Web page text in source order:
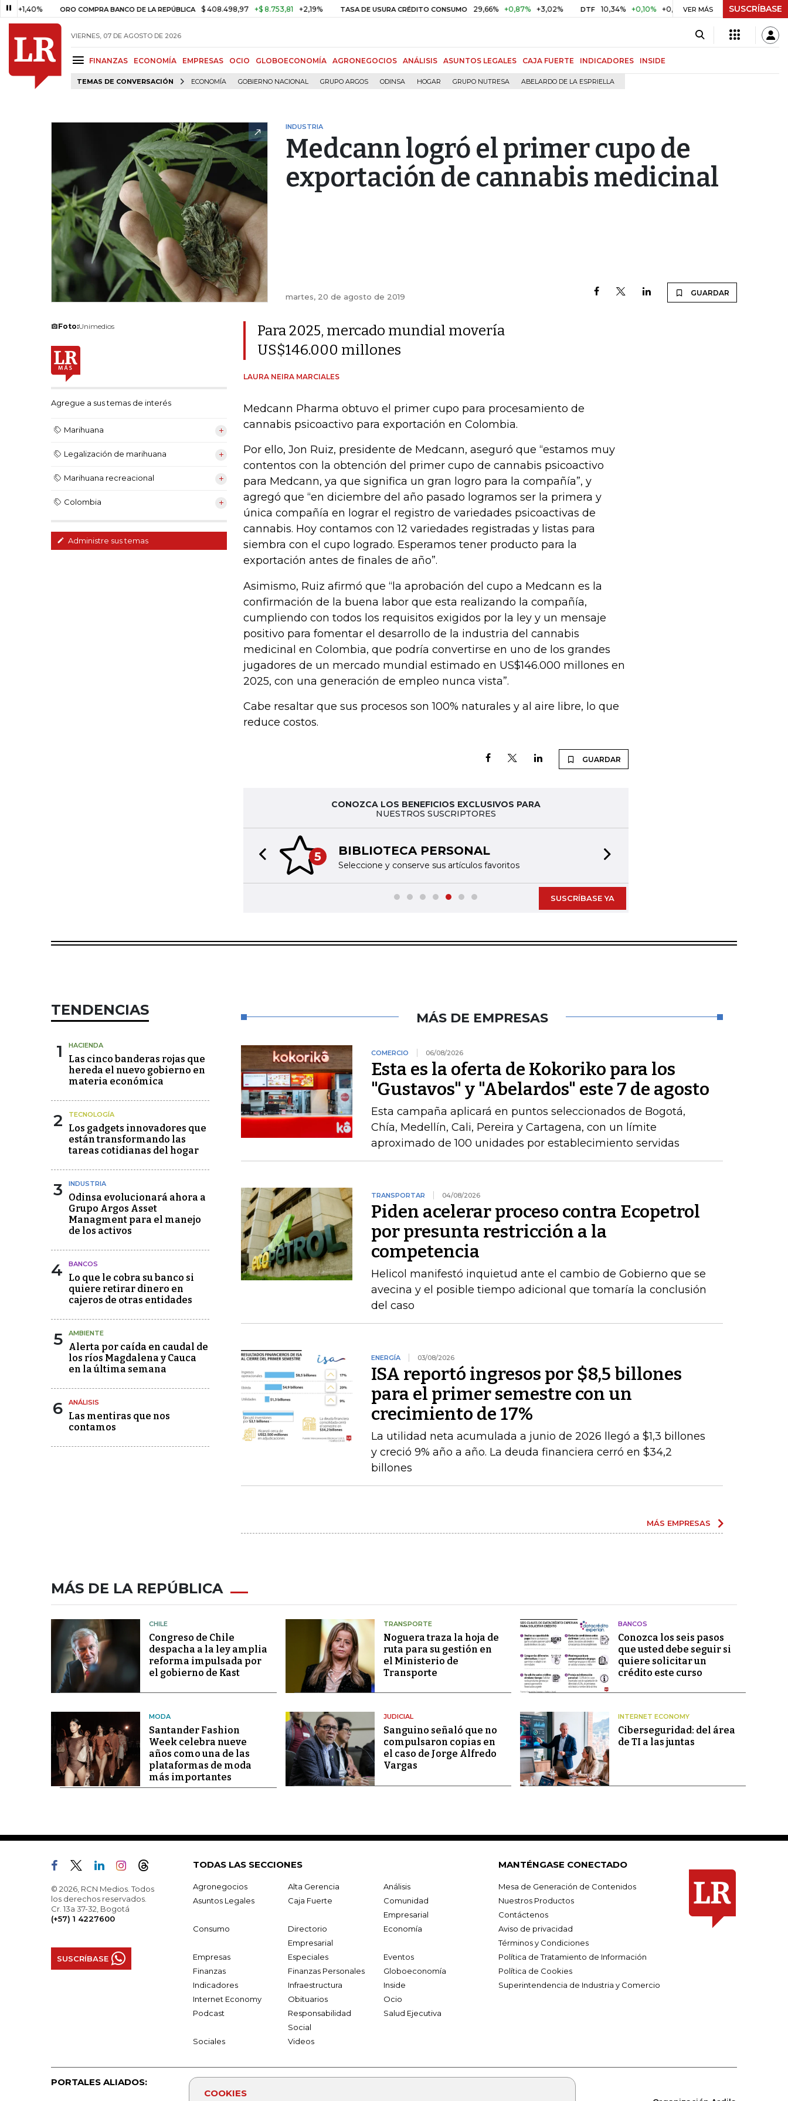
ORO COMPRA BANCO DE LA REPÚBLICA $ 408.498,97 +$ 8.753,81 +2,19% TASA DE USURA CRÉDITO CONSUMO 29,66% +0,87% +3,02% DTF 10,34% +0,10% +0,98% UVR $ 416,91 +$ 0,05 +0,01%
VER MÁS SUSCRÍBASE
VIERNES, 07 DE AGOSTO DE 2026
FINANZAS ECONOMÍA EMPRESAS OCIO GLOBOECONOMÍA AGRONEGOCIOS ANÁLISIS ASUNTOS LEGALES CAJA FUERTE INDICADORES INSIDE
TEMAS DE CONVERSACIÓN ECONOMÍA GOBIERNO NACIONAL GRUPO ARGOS ODINSA HOGAR GRUPO NUTRESA ABELARDO DE LA ESPRIELLA
COOKIES
INDUSTRIA
Medcann logró el primer cupo de
exportación de cannabis medicinal
martes, 20 de agosto de 2019 GUARDAR
Foto:Unimedios
Agregue a sus temas de interés
Marihuana
Legalización de marihuana
Marihuana recreacional
Colombia
Administre sus temas
Para 2025, mercado mundial movería
US$146.000 millones
LAURA NEIRA MARCIALES
Medcann Pharma obtuvo el primer cupo para procesamiento de
cannabis psicoactivo para exportación en Colombia.
Por ello, Jon Ruiz, presidente de Medcann, aseguró que “estamos muy
contentos con la obtención del primer cupo de cannabis psicoactivo
para Medcann, ya que significa un gran logro para la compañía”, y
agregó que “en diciembre del año pasado logramos ser la primera y
única compañía en lograr el registro de variedades psicoactivas de
cannabis. Hoy contamos con 12 variedades registradas y listas para
siembra con el cupo logrado. Esperamos tener producto para la
exportación antes de finales de año”.
Asimismo, Ruiz afirmó que “la aprobación del cupo a Medcann es la
confirmación de la buena labor que esta realizando la compañía,
cumpliendo con todos los requisitos exigidos por la ley y un mensaje
positivo para fomentar el desarrollo de la industria del cannabis
medicinal en Colombia, que podría convertirse en uno de los grandes
jugadores de un mercado mundial estimado en US$146.000 millones en
2025, con una generación de empleo nunca vista”.
Cabe resaltar que sus procesos son 100% naturales y al aire libre, lo que
reduce costos.
GUARDAR
CONOZCA LOS BENEFICIOS EXCLUSIVOS PARA
NUESTROS SUSCRIPTORES
5 BIBLIOTECA PERSONAL
Seleccione y conserve sus artículos favoritos
Previous slide
SUSCRÍBASE YA
TENDENCIAS
1 HACIENDA
Las cinco banderas rojas que
hereda el nuevo gobierno en
materia económica
2 TECNOLOGÍA
Los gadgets innovadores que
están transformando las
tareas cotidianas del hogar
3 INDUSTRIA
Odinsa evolucionará ahora a
Grupo Argos Asset
Managment para el manejo
de los activos
4 BANCOS
Lo que le cobra su banco si
quiere retirar dinero en
cajeros de otras entidades
5 AMBIENTE
Alerta por caída en caudal de
los ríos Magdalena y Cauca
en la última semana
6 ANÁLISIS
Las mentiras que nos
contamos
MÁS DE EMPRESAS
COMERCIO 06/08/2026
Esta es la oferta de Kokoriko para los
"Gustavos" y "Abelardos" este 7 de agosto
Esta campaña aplicará en puntos seleccionados de Bogotá,
Chía, Medellín, Cali, Pereira y Cartagena, con un límite
aproximado de 100 unidades por establecimiento servidas
TRANSPORTAR 04/08/2026
Piden acelerar proceso contra Ecopetrol
por presunta restricción a la
competencia
Helicol manifestó inquietud ante el cambio de Gobierno que se
avecina y el posible tiempo adicional que tomaría la conclusión
del caso
ENERGÍA 03/08/2026
ISA reportó ingresos por $8,5 billones
para el primer semestre con un
crecimiento de 17%
La utilidad neta acumulada a junio de 2026 llegó a $1,3 billones
y creció 9% año a año. La deuda financiera cerró en $34,2
billones
MÁS EMPRESAS
MÁS DE LA REPÚBLICA
CHILE
Congreso de Chile
despacha a la ley amplia
reforma impulsada por
el gobierno de Kast
TRANSPORTE
Noguera traza la hoja de
ruta para su gestión en
el Ministerio de
Transporte
BANCOS
Conozca los seis pasos
que usted debe seguir si
quiere solicitar un
crédito este curso
MODA
Santander Fashion
Week celebra nueve
años como una de las
plataformas de moda
más importantes
JUDICIAL
Sanguino señaló que no
compulsaron copias en
el caso de Jorge Alfredo
Vargas
INTERNET ECONOMY
Ciberseguridad: del área
de TI a las juntas
© 2026, RCN Medios. Todos
los derechos reservados.
Cr. 13a 37-32, Bogotá
(+57) 1 4227600
SUSCRÍBASE
TODAS LAS SECCIONES
Agronegocios Alta Gerencia
Análisis
Asuntos Legales
Caja Fuerte
Comunidad
Empresarial
Consumo
Directorio
Empresarial
Economía
Empresas Especiales
Eventos
Finanzas
Finanzas Personales
Globoeconomía
Indicadores
Infraestructura
Inside
Internet Economy
Obituarios
Ocio
Podcast
Responsabilidad
Social
Salud Ejecutiva
Sociales Videos
MANTÉNGASE CONECTADO
Mesa de Generación de Contenidos
Nuestros Productos
Contáctenos
Aviso de privacidad
Términos y Condiciones
Política de Tratamiento de Información
Política de Cookies
Superintendencia de Industria y Comercio
PORTALES ALIADOS: